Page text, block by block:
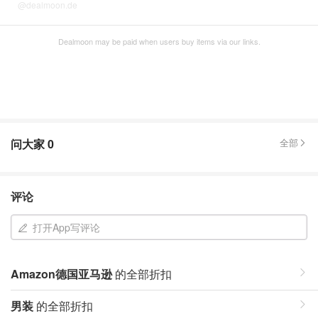
@dealmoon.de
Dealmoon may be paid when users buy items via our links.
问大家0 全部
评论
打开App写评论
Amazon德国亚马逊的全部折扣
男装 的全部折扣